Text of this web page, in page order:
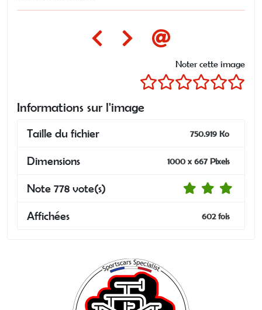
Noter cette image
Informations sur l'image
Taille du fichier 750.919 Ko
Dimensions 1000 x 667 Pixels
Note 778 vote(s)
Affichées 602 fois